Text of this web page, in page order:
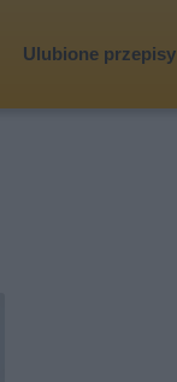
Ulubione przepisy